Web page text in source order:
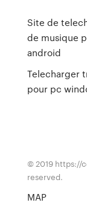
Site de
de musique
android
Telecharger
pour pc
© 2019 https://
reserved.
MAP